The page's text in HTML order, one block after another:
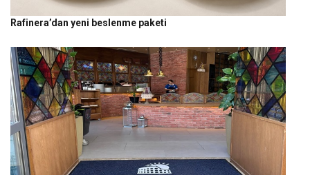
Rafinera’dan yeni beslenme paketi